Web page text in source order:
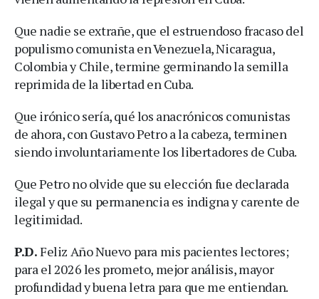
Que nadie se extrañe, que el estruendoso fracaso del
populismo comunista en Venezuela, Nicaragua,
Colombia y Chile, termine germinando la semilla
reprimida de la libertad en Cuba.
Que irónico sería, qué los anacrónicos comunistas
de ahora, con Gustavo Petro a la cabeza, terminen
siendo involuntariamente los libertadores de Cuba.
Que Petro no olvide que su elección fue declarada
ilegal y que su permanencia es indigna y carente de
legitimidad.
P.D.Feliz Año Nuevo para mis pacientes lectores;
para el 2026 les prometo, mejor análisis, mayor
profundidad y buena letra para que me entiendan.